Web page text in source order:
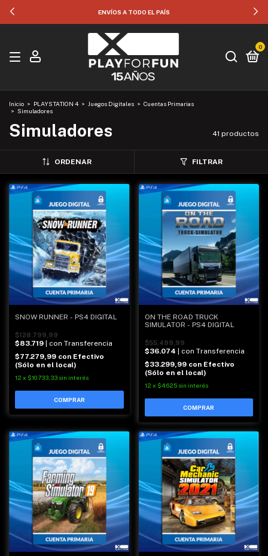
35% OFF POR TRANSFERENCIA
0
Inicio > PLAYSTATION 4 > Juegos Digitales > Cuentas Primarias
> Simuladores
Simuladores 41 productos
ORDENAR FILTRAR
SNOW RUNNER - PS4 DIGITAL
$128.799,99
$83.719 | con Transferencia
$77.279,99 con Efectivo
(Sólo en el local)
12 x $10.733,33 sin interés
ON THE ROAD TRUCK
SIMULATOR - PS4 DIGITAL
$55.499,99
$36.074 | con Transferencia
$33.299,99 con Efectivo
(Sólo en el local)
12 x $4.625 sin interés